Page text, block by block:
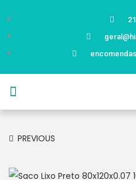
PREVIOUS